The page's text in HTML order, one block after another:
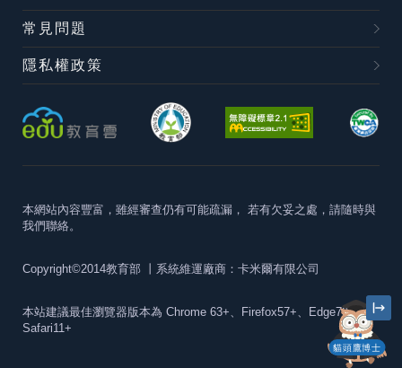
貓頭鷹博士
常見問題
隱私權政策
本網站內容豐富，雖經審查仍有可能疏漏， 若有欠妥之處，請隨時與
我們聯絡。
Copyright©2014教育部 丨系統維運廠商：卡米爾有限公司
本站建議最佳瀏覽器版本為 Chrome 63+、Firefox57+、Edge79+及
Safari11+